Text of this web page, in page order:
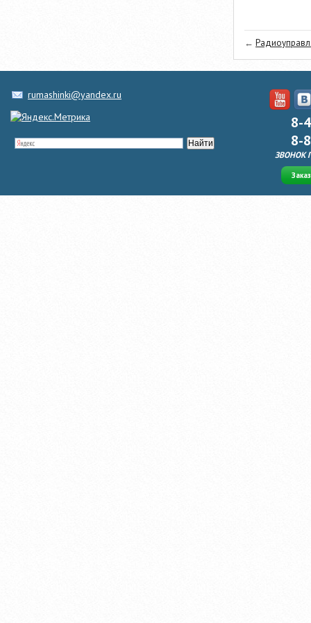
←
rumashinki@yandex.ru
8-
8-
ЗВОНОК